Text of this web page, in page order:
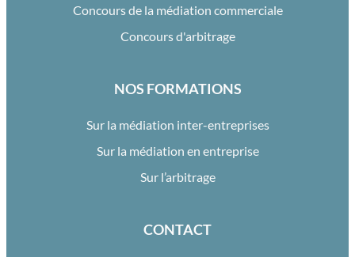
Concours de la médiation commerciale
Concours d'arbitrage
NOS FORMATIONS
Sur la médiation inter-entreprises
Sur la médiation en entreprise
Sur l’arbitrage
CONTACT